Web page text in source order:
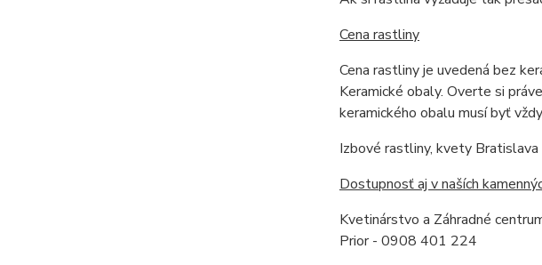
Cena rastliny
Cena rastliny je uvedená bez
Keramické obaly. Overte si
keramického obalu musí byť
Izbové rastliny, kvety Bratislava
Dostupnosť aj v naších
Kvetinárstvo a Záhradné
Prior - 0908 401 224